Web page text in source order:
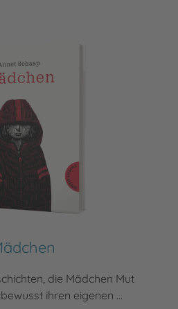
die Mädchen Mut
ihren eigenen ...